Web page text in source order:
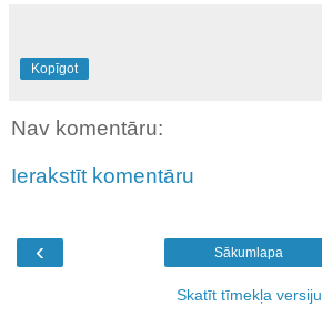
Kopīgot
Nav komentāru:
Ierakstīt komentāru
‹ Sākumlapa
Skatīt tīmekļa versiju